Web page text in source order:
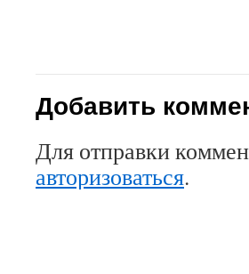
Добавить
Для отправки
авторизоваться.